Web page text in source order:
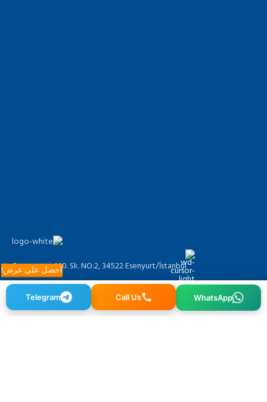
Osmangazi, 140. Sk. NO:2, 34522 Esenyurt/İstanbul
+90 212 640 25 40 WhatsApp
Call Us
Telegram
احصل على عرض!